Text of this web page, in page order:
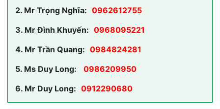
2. Mr Trọng Nghĩa: 0962612755
3. Mr Đình Khuyến: 0968095221
4. Mr Trần Quang: 0984824281
5. Ms Duy Long:
0986209950
6. Mr Duy Long: 0912290680